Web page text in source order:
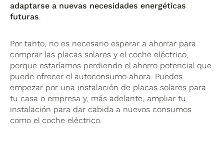
adaptarse a nuevas necesidades energéticas
futuras.
Por tanto, no es necesario esperar a ahorrar para
comprar las placas solares y el coche eléctrico,
porque estaríamos perdiendo el ahorro potencial que
puede ofrecer el autoconsumo ahora. Puedes
empezar por una instalación de placas solares para
tu casa o empresa y, más adelante, ampliar tu
instalación para dar cabida a nuevos consumos
como el coche eléctrico.